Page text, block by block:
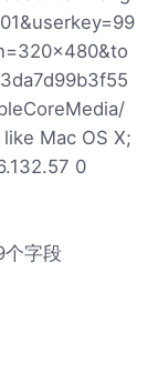
Mac OS X;
0
个字段